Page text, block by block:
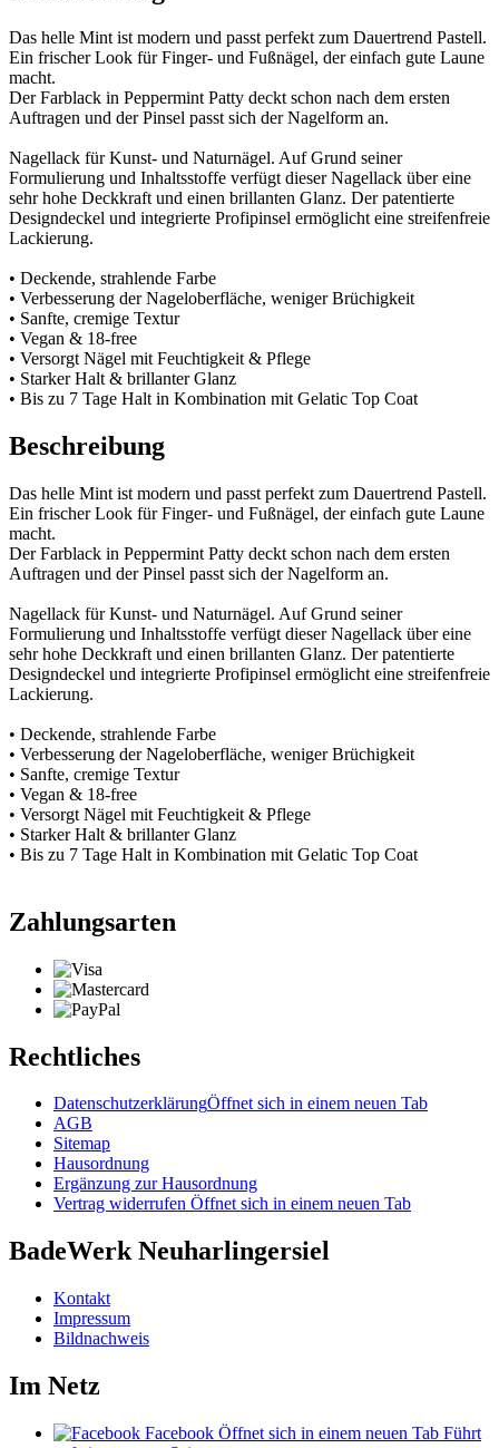
Das helle Mint ist modern und passt perfekt zum Dauertrend Pastell.
Ein frischer Look für Finger- und Fußnägel, der einfach gute Laune
macht.
Der Farblack in Peppermint Patty deckt schon nach dem ersten
Auftragen und der Pinsel passt sich der Nagelform an.
Nagellack für Kunst- und Naturnägel. Auf Grund seiner
Formulierung und Inhaltsstoffe verfügt dieser Nagellack über eine
sehr hohe Deckkraft und einen brillanten Glanz. Der patentierte
Designdeckel und integrierte Profipinsel ermöglicht eine streifenfreie
Lackierung.
• Deckende, strahlende Farbe
• Verbesserung der Nageloberfläche, weniger Brüchigkeit
• Sanfte, cremige Textur
• Vegan & 18-free
• Versorgt Nägel mit Feuchtigkeit & Pflege
• Starker Halt & brillanter Glanz
• Bis zu 7 Tage Halt in Kombination mit Gelatic Top Coat
Beschreibung
Das helle Mint ist modern und passt perfekt zum Dauertrend Pastell.
Ein frischer Look für Finger- und Fußnägel, der einfach gute Laune
macht.
Der Farblack in Peppermint Patty deckt schon nach dem ersten
Auftragen und der Pinsel passt sich der Nagelform an.
Nagellack für Kunst- und Naturnägel. Auf Grund seiner
Formulierung und Inhaltsstoffe verfügt dieser Nagellack über eine
sehr hohe Deckkraft und einen brillanten Glanz. Der patentierte
Designdeckel und integrierte Profipinsel ermöglicht eine streifenfreie
Lackierung.
• Deckende, strahlende Farbe
• Verbesserung der Nageloberfläche, weniger Brüchigkeit
• Sanfte, cremige Textur
• Vegan & 18-free
• Versorgt Nägel mit Feuchtigkeit & Pflege
• Starker Halt & brillanter Glanz
• Bis zu 7 Tage Halt in Kombination mit Gelatic Top Coat
Zahlungsarten
Rechtliches
DatenschutzerklärungÖffnet sich in einem neuen Tab
AGB
Sitemap
Hausordnung
Ergänzung zur Hausordnung
Vertrag widerrufen Öffnet sich in einem neuen Tab
BadeWerk Neuharlingersiel
Kontakt
Impressum
Bildnachweis
Im Netz
Facebook Öffnet sich in einem neuen Tab Führt